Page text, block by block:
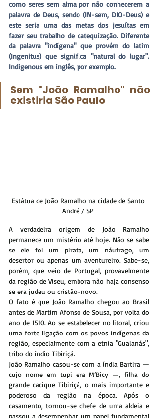
como seres sem alma por não conhecerem a
palavra de Deus, sendo (IN-sem, DIO-Deus) e
este seria uma das metas dos jesuítas em
fazer seu trabalho de catequização. Diferente
da palavra "indígena" que provém do latim
(Ingenitus) que significa "natural do lugar".
Indigenous em inglês, por exemplo.
Sem "João Ramalho" não
existiria São Paulo
Estátua de João Ramalho na cidade de Santo
André / SP
A verdadeira origem de João Ramalho
permanece um mistério até hoje. Não se sabe
se ele foi um pirata, um náufrago, um
desertor ou apenas um aventureiro. Sabe-se,
porém, que veio de Portugal, provavelmente
da região de Viseu, embora não haja consenso
se era judeu ou cristão-novo.
O fato é que João Ramalho chegou ao Brasil
antes de Martim Afonso de Sousa, por volta do
ano de 1510. Ao se estabelecer no litoral, criou
uma forte ligação com os povos indígenas da
região, especialmente com a etnia "Guaianás",
tribo do índio Tibiriçá.
João Ramalho casou-se com a índia Bartira —
cujo nome em tupi era M’Bicy —, filha do
grande cacique Tibiriçá, o mais importante e
poderoso da região na época. Após o
casamento, tornou-se chefe de uma aldeia e
passou a desempenhar um papel fundamental